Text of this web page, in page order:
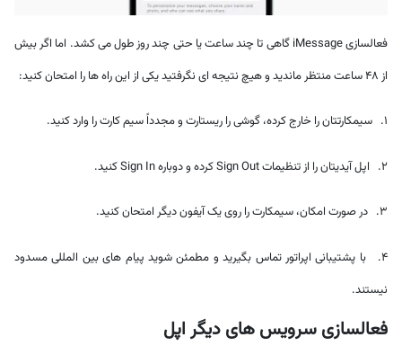
فعالسازی iMessage گاهی تا چند ساعت یا حتی چند روز طول می کشد. اما اگر بیش
از ۴۸ ساعت منتظر ماندید و هیچ نتیجه ای نگرفتید یکی از این راه ها را امتحان کنید:
1. سیمکارتتان را خارج کرده، گوشی را ریستارت و مجدداً سیم کارت را وارد کنید.
2. اپل آیدیتان را از تنظیمات Sign Out کرده و دوباره Sign In کنید.
3. در صورت امکان، سیمکارت را روی یک آیفون دیگر امتحان کنید.
4. با پشتیبانی اپراتور تماس بگیرید و مطمئن شوید پیام های بین المللی مسدود
نیستند.
فعالسازی سرویس های دیگر اپل